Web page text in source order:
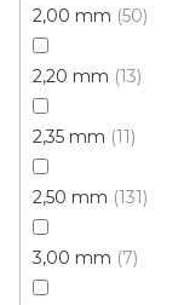
2,00 mm 50
2,20 mm 13
2,35 mm 11
2,50 mm 131
3,00 mm 7
459 Kč
499 Kč
Fix 30V (lepená)